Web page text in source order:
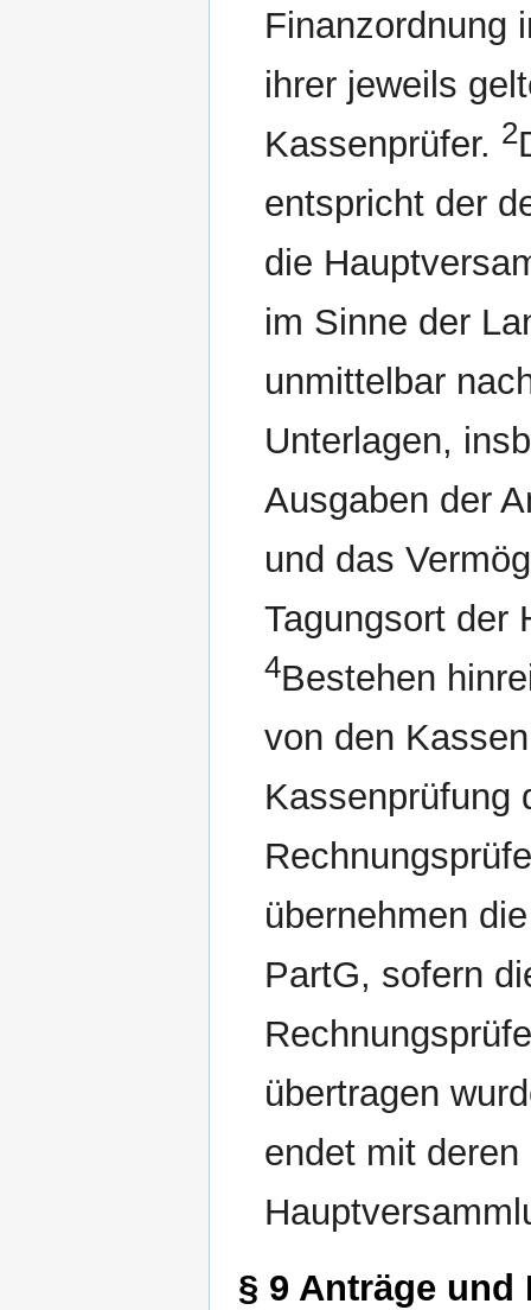
Finanzordnung
ihrer jeweils
Kassenprüfer. 2
entspricht der
die
im Sinne der
unmittelbar
Unterlagen,
Ausgaben der
und das
Tagungsort der
4Bestehen
von den
Kassenprüfung
übernehmen
PartG, sofern
übertragen
endet mit
§ 9 Anträge und